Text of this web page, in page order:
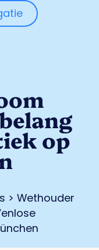
op
> Wethouder